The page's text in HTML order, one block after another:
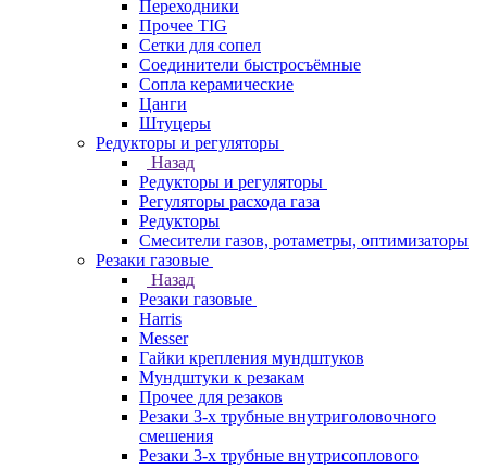
Переходники
Прочее TIG
Сетки для сопел
Соединители быстросъёмные
Сопла керамические
Цанги
Штуцеры
Редукторы и регуляторы
Назад
Редукторы и регуляторы
Регуляторы расхода газа
Редукторы
Смесители газов, ротаметры, оптимизаторы
Резаки газовые
Назад
Резаки газовые
Harris
Messer
Гайки крепления мундштуков
Мундштуки к резакам
Прочее для резаков
Резаки 3-х трубные внутриголовочного
смешения
Резаки 3-х трубные внутрисоплового